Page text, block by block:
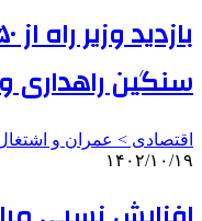
سنگین راهداری
اقتصادی > عمران و
۱۴۰۲/۱۰/۱۹